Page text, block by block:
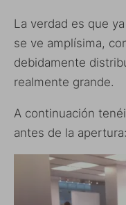
La verdad es que
se ve amplísima,
debidamente
realmente grande.
A continuación
antes de la apertura: